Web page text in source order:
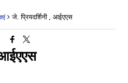
जे. प्रियदर्शिनी , आईएएस
आईएएस